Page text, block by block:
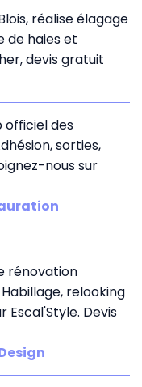
réalise élagage
de haies et
devis gratuit
officiel des
sorties,
nous sur
rénovation
relooking
Devis